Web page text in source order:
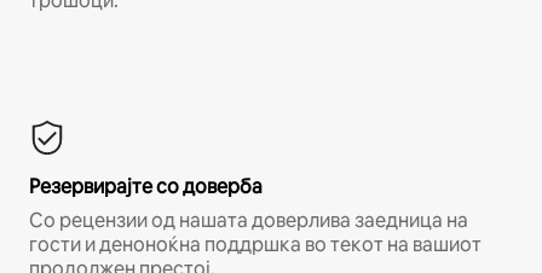
Резервирајте со доверба
Со рецензии од нашата доверлива заедница на
гости и деноноќна поддршка во текот на вашиот